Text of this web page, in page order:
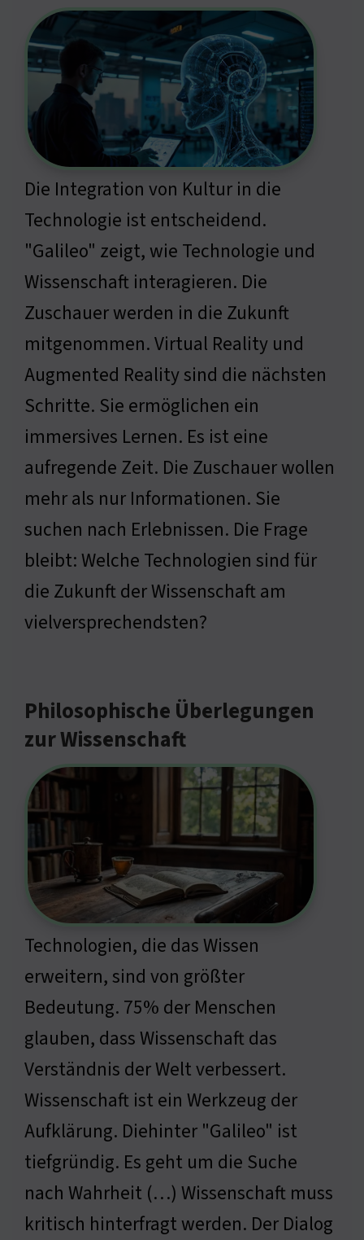
Die Integration von Kultur in die
Technologie ist entscheidend.
"Galileo" zeigt, wie Technologie und
Wissenschaft interagieren. Die
Zuschauer werden in die Zukunft
mitgenommen. Virtual Reality und
Augmented Reality sind die nächsten
Schritte. Sie ermöglichen ein
immersives Lernen. Es ist eine
aufregende Zeit. Die Zuschauer wollen
mehr als nur Informationen. Sie
suchen nach Erlebnissen. Die Frage
bleibt: Welche Technologien sind für
die Zukunft der Wissenschaft am
vielversprechendsten?
Philosophische Überlegungen
zur Wissenschaft
Technologien, die das Wissen
erweitern, sind von größter
Bedeutung. 75% der Menschen
glauben, dass Wissenschaft das
Verständnis der Welt verbessert.
Wissenschaft ist ein Werkzeug der
Aufklärung. Diehinter "Galileo" ist
tiefgründig. Es geht um die Suche
nach Wahrheit (…) Wissenschaft muss
kritisch hinterfragt werden. Der Dialog